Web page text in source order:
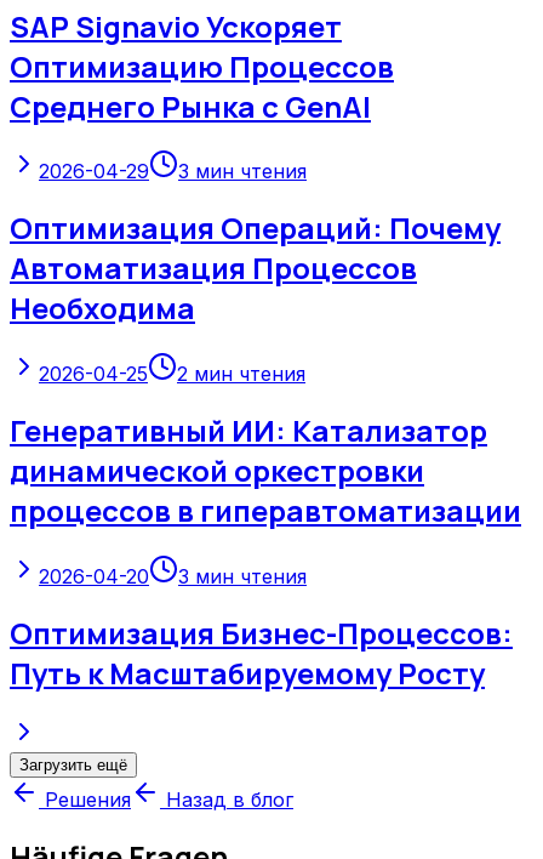
SAP Signavio Ускоряет
Оптимизацию Процессов
Среднего Рынка с GenAI
2026-04-29 3 мин чтения
Оптимизация Операций: Почему
Автоматизация Процессов
Необходима
2026-04-25 2 мин чтения
Генеративный ИИ: Катализатор
динамической оркестровки
процессов в гиперавтоматизации
2026-04-20 3 мин чтения
Оптимизация Бизнес-Процессов:
Путь к Масштабируемому Росту
Загрузить ещё
Решения Назад в блог